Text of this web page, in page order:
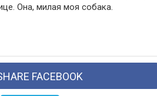
Она, милая моя собака.
FACEBOOK